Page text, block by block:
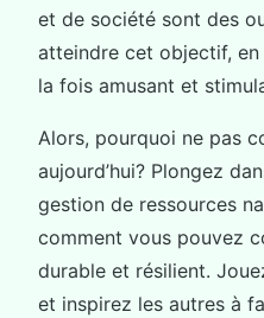
et de société sont des
atteindre cet objectif, en
la fois amusant et
Alors, pourquoi ne pas
aujourd’hui? Plongez
gestion de ressources
comment vous pouvez
durable et résilient.
et inspirez les autres à